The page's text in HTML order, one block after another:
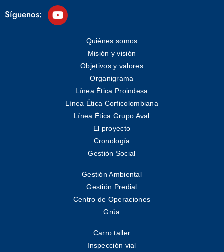
Síguenos:
Quiénes somos
Misión y visión
Objetivos y valores
Organigrama
Línea Ética Proindesa
Línea Ética Corficolombiana
Línea Ética Grupo Aval
El proyecto
Cronología
Gestión Social
Gestión Ambiental
Gestión Predial
Centro de Operaciones
Grúa
Carro taller
Inspección vial